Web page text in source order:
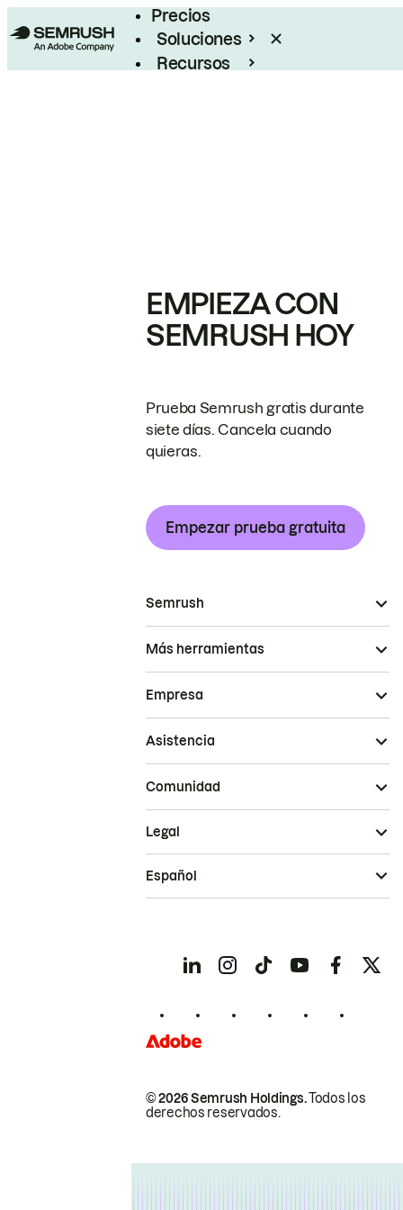
Precios
Soluciones
Recursos
EMPIEZA CON
SEMRUSH HOY
Prueba Semrush gratis durante
siete días. Cancela cuando
quieras.
Empezar prueba gratuita
Semrush
Más herramientas
Empresa
Asistencia
Comunidad
© 2026 Semrush Holdings.Todos los
derechos reservados.
Legal
Español